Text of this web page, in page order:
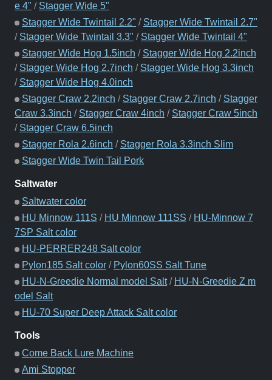
e 4" / Stagger Wide 5"
Stagger Wide Twintail 2.2" / Stagger Wide Twintail 2.7"
/ Stagger Wide Twintail 3.3" / Stagger Wide Twintail 4"
Stagger Wide Hog 1.5inch / Stagger Wide Hog 2.2inch
/ Stagger Wide Hog 2.7inch / Stagger Wide Hog 3.3inch
/ Stagger Wide Hog 4.0inch
Stagger Craw 2.2inch / Stagger Craw 2.7inch / Stagger
Craw 3.3inch / Stagger Craw 4inch / Stagger Craw 5inch
/ Stagger Craw 6.5inch
Stagger Rola 2.6inch / Stagger Rola 3.3inch Slim
Stagger Wide Twin Tail Pork
Saltwater
Saltwater color
HU Minnow 111S / HU Minnow 111SS / HU-Minnow 7
7SP Salt color
HU-PERRER248 Salt color
Pylon185 Salt color / Pylon60SS Salt Tune
HU-N-Greedie Normal model Salt/ HU-N-Greedie Z m
odel Salt
HU-70 Super Deep Attack Salt color
Tools
Come Back Lure Machine
Ami Stopper